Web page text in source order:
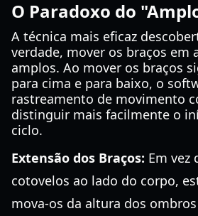
O Paradoxo do
A técnica mais eficaz
verdade, mover os braços em
amplos. Ao mover os braços
para cima e para baixo, o
rastreamento de movimento
distinguir mais facilmente o
ciclo.
Extensão dos Braços: Em vez
cotovelos ao lado do corpo,
mova-os da altura dos